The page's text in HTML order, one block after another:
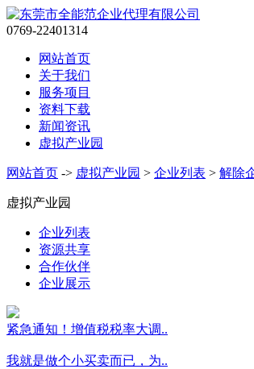
0769-22401314
网站首页
关于我们
服务项目
资料下载
新闻资讯
虚拟产业园
网站首页 -> 虚拟产业园 > 企业列表 > 解除
虚拟产业园
企业列表
资源共享
合作伙伴
企业展示
紧急通知！增值税税率大调..
我就是做个小买卖而已，为..